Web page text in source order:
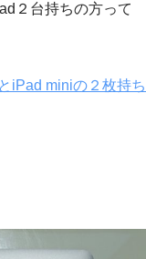
２台持ちの方って
iPad miniの２枚持ち